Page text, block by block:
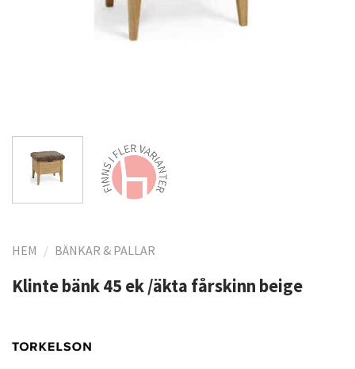
HEM / BÄNKAR & PALLAR
Klinte bänk 45 ek /äkta fårskinn beige